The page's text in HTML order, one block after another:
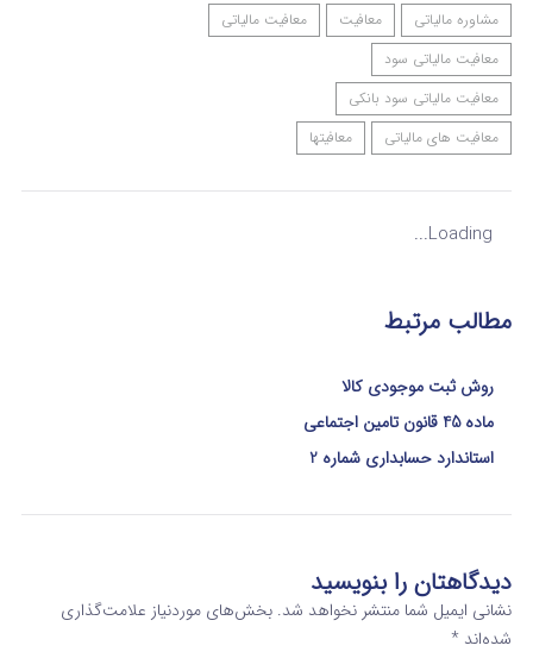
مشاوره مالیاتی
معافیت
معافیت مالیاتی
معافیت مالیاتی سود
معافیت مالیاتی سود بانکی
معافیت های مالیاتی
معافیتها
Loading...
مطالب مرتبط
روش ثبت موجودی کالا
ماده 45 قانون تامین اجتماعی
استاندارد حسابداری شماره 2
دیدگاهتان را بنویسید
نشانی ایمیل شما منتشر نخواهد شد. بخش‌های موردنیاز علامت‌گذاری
شده‌اند *